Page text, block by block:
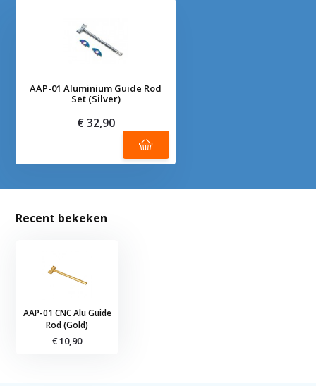
AAP-01 Aluminium Guide Rod
Set (Silver)
€ 32,90
Recent bekeken
AAP-01 CNC Alu Guide
Rod (Gold)
€ 10,90